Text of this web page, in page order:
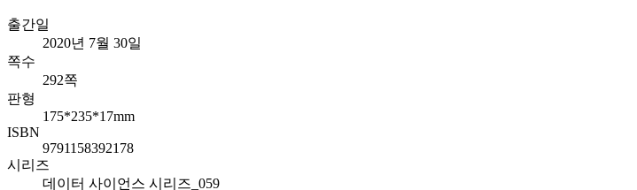
출간일
2020년 7월 30일
쪽수
292쪽
판형
175*235*17mm
ISBN
9791158392178
시리즈
데이터 사이언스 시리즈_059